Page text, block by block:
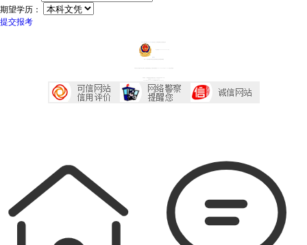
期望学历：
提交报考